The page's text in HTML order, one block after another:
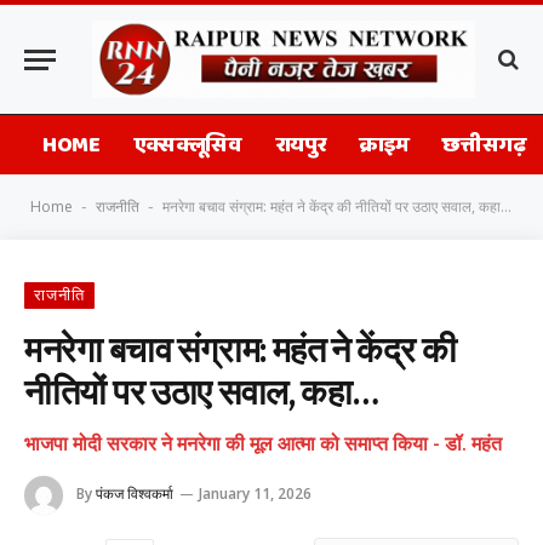
HOME एक्सक्लूसिव रायपुर क्राइम छत्तीसगढ़
Home - राजनीति - मनरेगा बचाव संग्राम: महंत ने केंद्र की नीतियों पर उठाए सवाल, कहा…
राजनीति
मनरेगा बचाव संग्राम: महंत ने केंद्र की
नीतियों पर उठाए सवाल, कहा…
भाजपा मोदी सरकार ने मनरेगा की मूल आत्मा को समाप्त किया - डॉ. महंत
Byपंकज विश्वकर्मा January 11, 2026